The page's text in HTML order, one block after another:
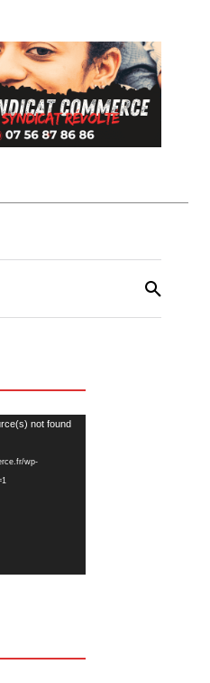
not found
wp-